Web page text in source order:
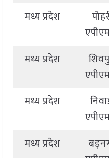
मध्य प्रदेश
मध्य प्रदेश
मध्य प्रदेश
मध्य प्रदेश